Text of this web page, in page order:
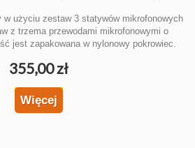
użyciu zestaw 3 statywów mikrofonowych
z trzema przewodami mikrofonowymi o
jest zapakowana w nylonowy pokrowiec.
355,00 zł
Więcej